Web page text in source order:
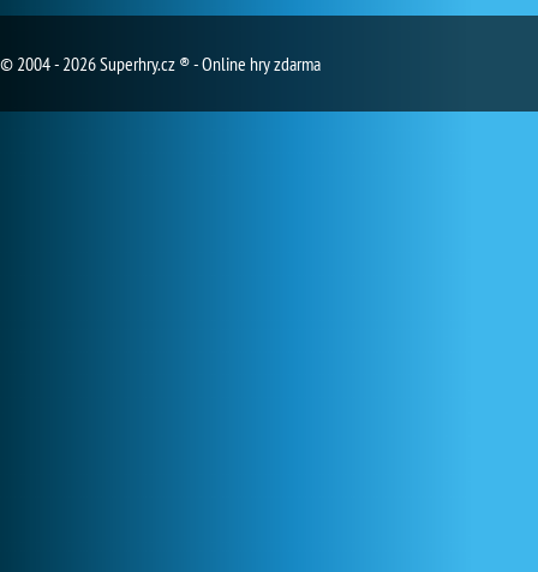
© 2004 - 2026 Superhry.cz ® - Online hry zdarma